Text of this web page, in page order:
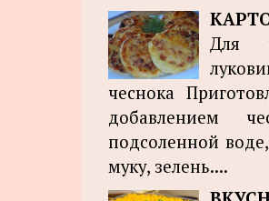
Для
чеснока
добавлением
подсоленной
муку, зелень....